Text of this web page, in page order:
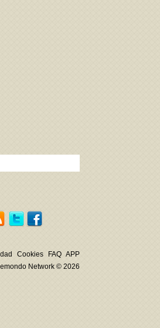
Cookies FAQ APP
Network © 2026